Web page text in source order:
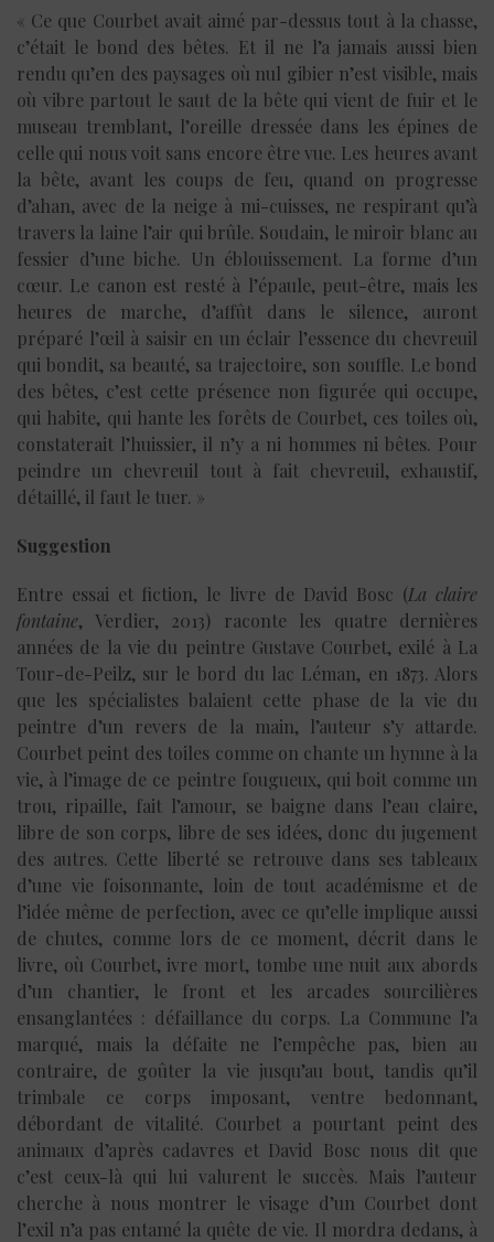
« Ce que Courbet avait aimé par-dessus tout à la chasse,
c’était le bond des bêtes. Et il ne l’a jamais aussi bien
rendu qu’en des paysages où nul gibier n’est visible, mais
où vibre partout le saut de la bête qui vient de fuir et le
museau tremblant, l’oreille dressée dans les épines de
celle qui nous voit sans encore être vue. Les heures avant
la bête, avant les coups de feu, quand on progresse
d’ahan, avec de la neige à mi-cuisses, ne respirant qu’à
travers la laine l’air qui brûle. Soudain, le miroir blanc au
fessier d’une biche. Un éblouissement. La forme d’un
cœur. Le canon est resté à l’épaule, peut-être, mais les
heures de marche, d’affût dans le silence, auront
préparé l’œil à saisir en un éclair l’essence du chevreuil
qui bondit, sa beauté, sa trajectoire, son souffle. Le bond
des bêtes, c’est cette présence non figurée qui occupe,
qui habite, qui hante les forêts de Courbet, ces toiles où,
constaterait l’huissier, il n’y a ni hommes ni bêtes. Pour
peindre un chevreuil tout à fait chevreuil, exhaustif,
détaillé, il faut le tuer. »
Suggestion
Entre essai et fiction, le livre de David Bosc (La claire
fontaine, Verdier, 2013) raconte les quatre dernières
années de la vie du peintre Gustave Courbet, exilé à La
Tour-de-Peilz, sur le bord du lac Léman, en 1873. Alors
que les spécialistes balaient cette phase de la vie du
peintre d’un revers de la main, l’auteur s’y attarde.
Courbet peint des toiles comme on chante un hymne à la
vie, à l’image de ce peintre fougueux, qui boit comme un
trou, ripaille, fait l’amour, se baigne dans l’eau claire,
libre de son corps, libre de ses idées, donc du jugement
des autres. Cette liberté se retrouve dans ses tableaux
d’une vie foisonnante, loin de tout académisme et de
l’idée même de perfection, avec ce qu’elle implique aussi
de chutes, comme lors de ce moment, décrit dans le
livre, où Courbet, ivre mort, tombe une nuit aux abords
d’un chantier, le front et les arcades sourcilières
ensanglantées : défaillance du corps. La Commune l’a
marqué, mais la défaite ne l’empêche pas, bien au
contraire, de goûter la vie jusqu’au bout, tandis qu’il
trimbale ce corps imposant, ventre bedonnant,
débordant de vitalité. Courbet a pourtant peint des
animaux d’après cadavres et David Bosc nous dit que
c’est ceux-là qui lui valurent le succès. Mais l’auteur
cherche à nous montrer le visage d’un Courbet dont
l’exil n’a pas entamé la quête de vie. Il mordra dedans, à